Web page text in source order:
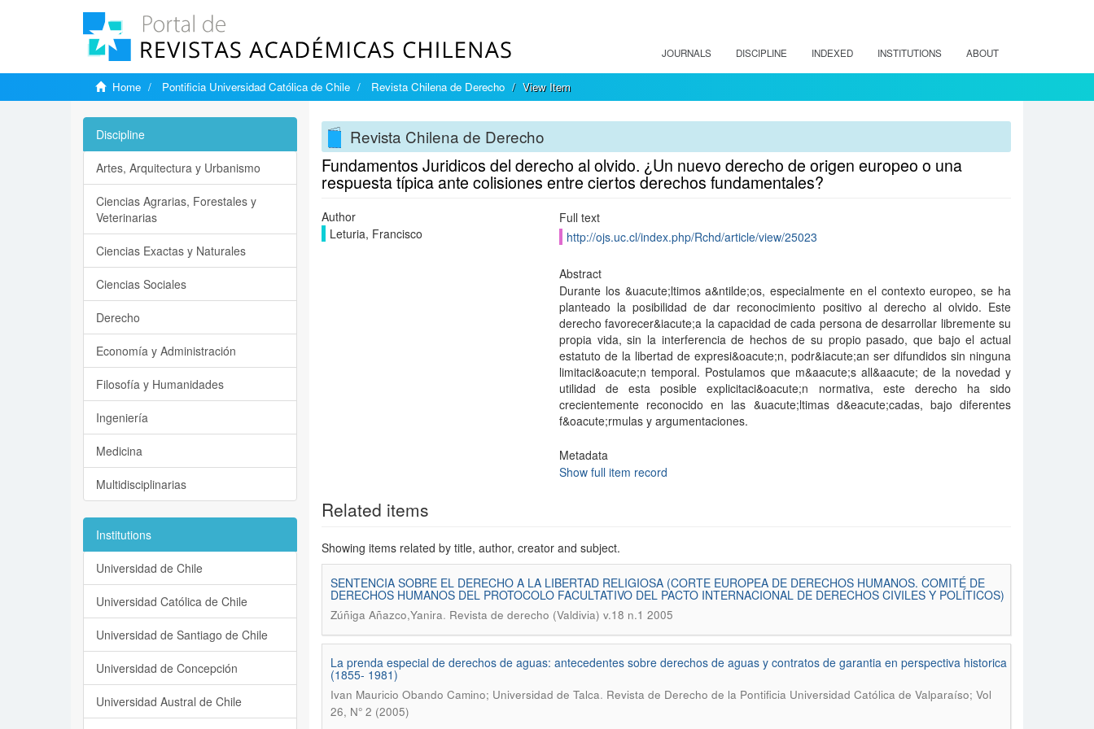
JOURNALS DISCIPLINE INDEXED INSTITUTIONS ABOUT
Home Pontificia Universidad Católica de Chile Revista Chilena de Derecho View Item
Revista Chilena de Derecho
Fundamentos Juridicos del derecho al olvido. ¿Un nuevo derecho de origen europeo o una
respuesta típica ante colisiones entre ciertos derechos fundamentales?
Author
Leturia, Francisco
Full text
http://ojs.uc.cl/index.php/Rchd/article/view/25023
Abstract
Durante los &uacute;ltimos a&ntilde;os, especialmente en el contexto europeo, se ha
planteado la posibilidad de dar reconocimiento positivo al derecho al olvido. Este
derecho favorecer&iacute;a la capacidad de cada persona de desarrollar libremente su
propia vida, sin la interferencia de hechos de su propio pasado, que bajo el actual
estatuto de la libertad de expresi&oacute;n, podr&iacute;an ser difundidos sin ninguna
limitaci&oacute;n temporal. Postulamos que m&aacute;s all&aacute; de la novedad y
utilidad de esta posible explicitaci&oacute;n normativa, este derecho ha sido
crecientemente reconocido en las &uacute;ltimas d&eacute;cadas, bajo diferentes
f&oacute;rmulas y argumentaciones.
Metadata
Show full item record
Related items
Showing items related by title, author, creator and subject.
SENTENCIA SOBRE EL DERECHO A LA LIBERTAD RELIGIOSA (CORTE EUROPEA DE DERECHOS HUMANOS. COMITÉ DE
DERECHOS HUMANOS DEL PROTOCOLO FACULTATIVO DEL PACTO INTERNACIONAL DE DERECHOS CIVILES Y POLÍTICOS)
Zúñiga Añazco,Yanira. Revista de derecho (Valdivia) v.18 n.1 2005
La prenda especial de derechos de aguas: antecedentes sobre derechos de aguas y contratos de garantia en perspectiva historica
(1855- 1981)
Ivan Mauricio Obando Camino; Universidad de Talca. Revista de Derecho de la Pontificia Universidad Católica de Valparaíso; Vol
26, N° 2 (2005)
Discipline
Artes, Arquitectura y Urbanismo
Ciencias Agrarias, Forestales y
Veterinarias
Ciencias Exactas y Naturales
Ciencias Sociales
Derecho
Economía y Administración
Filosofía y Humanidades
Ingeniería
Medicina
Multidisciplinarias
Institutions
Universidad de Chile
Universidad Católica de Chile
Universidad de Santiago de Chile
Universidad de Concepción
Universidad Austral de Chile